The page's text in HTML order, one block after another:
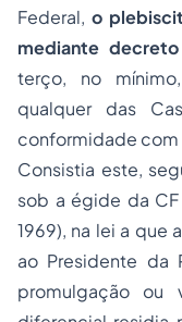
Federal,o
mediante
terço, no
qualquer das
conformidade com
Consistia este,
sob a égide da CF
1969), na lei a que
ao Presidente da
promulgação